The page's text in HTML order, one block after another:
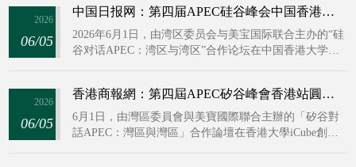
2026
06/05
中国日报网：第四届APEC硅谷峰会中国香港站圆满落幕 系列活动赋能亚太协同合作
2026年6月1日，由湾区委员会与美宝国际联合主办的“硅
谷对话APEC：湾区与湾区”合作论坛在中国香港大学
自多个经济体的ABAC、PECC官方代表。活动聚焦人工
智能落地应用、产业经济价值及区域跨界协作等核心议
题，接续并深化2023年旧金山APEC硅谷峰会的对话成
2026
06/05
香港商報網：第四屆APEC矽谷峰會香港站圓滿收官 多元活動聚力深化亞太協同發展
6月1日，由灣區委員會與美寶國際聯合主辦的「矽谷對
話APEC：灣區與灣區」合作論壇在香港大學iCube創新